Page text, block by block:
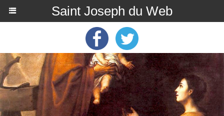
Saint Joseph du Web